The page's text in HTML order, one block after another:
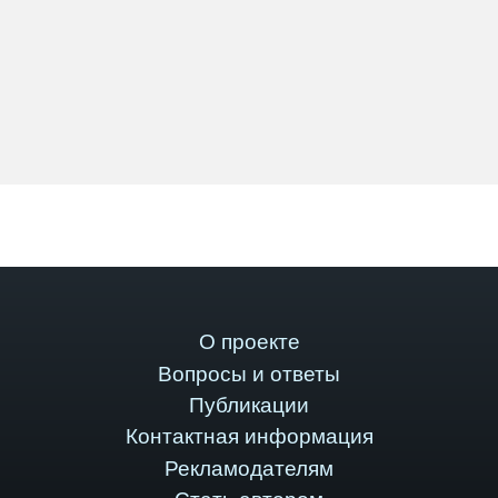
О проекте
Вопросы и ответы
Публикации
Контактная информация
Рекламодателям